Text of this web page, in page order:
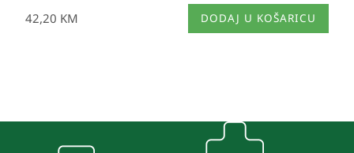
42,20 KM DODAJ U KOŠARICU